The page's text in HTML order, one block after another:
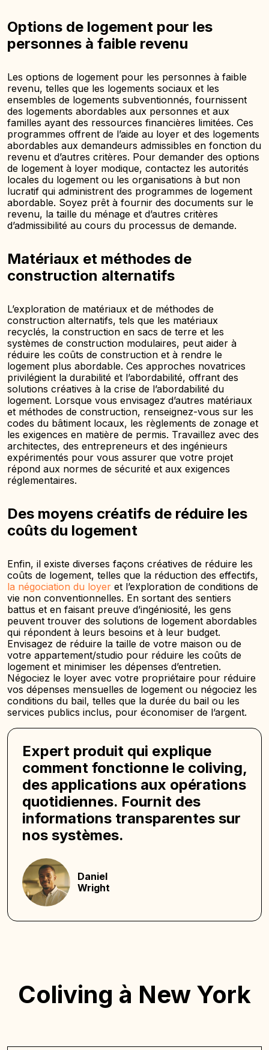
Options de logement pour les
personnes à faible revenu
Les options de logement pour les personnes à faible
revenu, telles que les logements sociaux et les
ensembles de logements subventionnés, fournissent
des logements abordables aux personnes et aux
familles ayant des ressources financières limitées. Ces
programmes offrent de l’aide au loyer et des logements
abordables aux demandeurs admissibles en fonction du
revenu et d’autres critères. Pour demander des options
de logement à loyer modique, contactez les autorités
locales du logement ou les organisations à but non
lucratif qui administrent des programmes de logement
abordable. Soyez prêt à fournir des documents sur le
revenu, la taille du ménage et d’autres critères
d’admissibilité au cours du processus de demande.
Matériaux et méthodes de
construction alternatifs
L’exploration de matériaux et de méthodes de
construction alternatifs, tels que les matériaux
recyclés, la construction en sacs de terre et les
systèmes de construction modulaires, peut aider à
réduire les coûts de construction et à rendre le
logement plus abordable. Ces approches novatrices
privilégient la durabilité et l’abordabilité, offrant des
solutions créatives à la crise de l’abordabilité du
logement. Lorsque vous envisagez d’autres matériaux
et méthodes de construction, renseignez-vous sur les
codes du bâtiment locaux, les règlements de zonage et
les exigences en matière de permis. Travaillez avec des
architectes, des entrepreneurs et des ingénieurs
expérimentés pour vous assurer que votre projet
répond aux normes de sécurité et aux exigences
réglementaires.
Des moyens créatifs de réduire les
coûts du logement
Enfin, il existe diverses façons créatives de réduire les
coûts de logement, telles que la réduction des effectifs,
la négociation du loyer et l’exploration de conditions de
vie non conventionnelles. En sortant des sentiers
battus et en faisant preuve d’ingéniosité, les gens
peuvent trouver des solutions de logement abordables
qui répondent à leurs besoins et à leur budget.
Envisagez de réduire la taille de votre maison ou de
votre appartement/studio pour réduire les coûts de
logement et minimiser les dépenses d’entretien.
Négociez le loyer avec votre propriétaire pour réduire
vos dépenses mensuelles de logement ou négociez les
conditions du bail, telles que la durée du bail ou les
services publics inclus, pour économiser de l’argent.
Expert produit qui explique
comment fonctionne le coliving,
des applications aux opérations
quotidiennes. Fournit des
informations transparentes sur
nos systèmes.
Daniel
Wright
Coliving à New York